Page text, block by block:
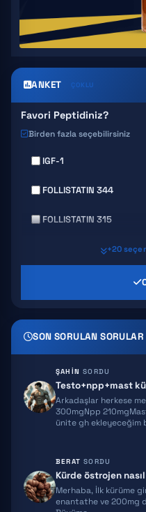
ANKET ÇOKLU
Favori Peptidiniz?
Birden fazla seçebilirsiniz
IGF-1
FOLLISTATIN 344
FOLLISTATIN 315
HEXARELIN
SERMORELIN
MOCT-C
IPT 141
TB500
+20
SON SORULAN SORULAR
ŞAHIN SORDU
Arkadaşlar herkese
300mgNpp
ünite gh ekleyeceğim
BERAT SORDU
Kürde östrojen
Merhaba, İlk kürüme
enantathe ve 200mg